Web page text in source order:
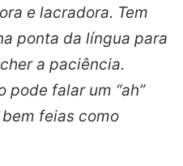
e lacradora. Tem
ponta da língua para
a paciência.
pode falar um “ah”
feias como